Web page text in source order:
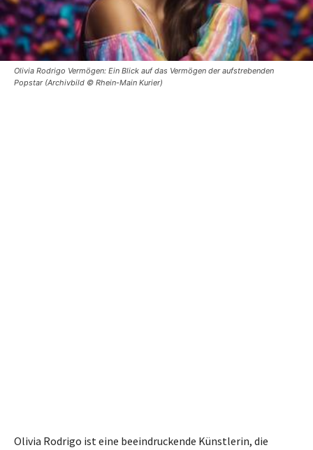
Olivia Rodrigo Vermögen: Ein Blick auf das Vermögen der aufstrebenden
Popstar (Archivbild © Rhein-Main Kurier)
Olivia Rodrigo ist eine beeindruckende Künstlerin, die